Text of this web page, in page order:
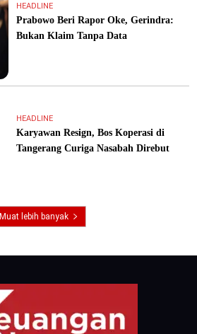
HEADLINE
Prabowo Beri Rapor Oke, Gerindra:
Bukan Klaim Tanpa Data
HEADLINE
Karyawan Resign, Bos Koperasi di
Tangerang Curiga Nasabah Direbut
Muat lebih banyak